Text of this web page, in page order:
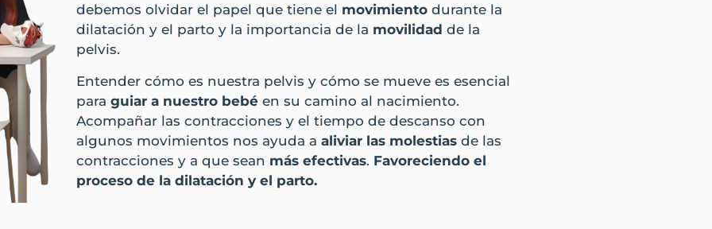
debemos olvidar el papel que tiene el movimiento durante la
dilatación y el parto y la importancia de la movilidad de la
pelvis.
Entender cómo es nuestra pelvis y cómo se mueve es esencial
paraguiar a nuestro bebé en su camino al nacimiento.
Acompañar las contracciones y el tiempo de descanso con
algunos movimientos nos ayuda a aliviar las molestias de las
contracciones y a que sean más efectivas. Favoreciendo el
proceso de la dilatación y el parto.